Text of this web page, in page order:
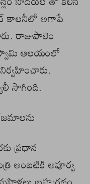
కాలనీలో అగాపే
రాజుపాలెం
స్వామి ఆలయంలో
సాగింది.
ప్రధాన
అంబటికి అపూర్వ